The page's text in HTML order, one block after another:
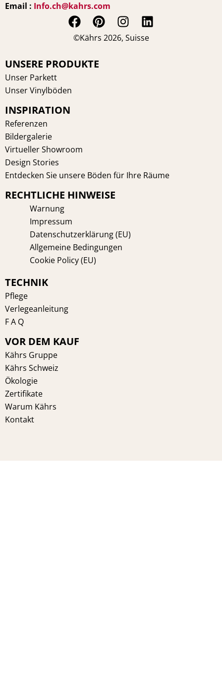
Email : Info.ch@kahrs.com
F
a
e
P
i
t
I
n
L
i
©Kährs 2026, Suisse
UNSERE PRODUKTE
Unser Parkett
Unser Vinylböden
INSPIRATION
Referenzen
Bildergalerie
Virtueller Showroom
Design Stories
Entdecken Sie unsere Böden für Ihre Räume
RECHTLICHE HINWEISE
Warnung
Impressum
Datenschutzerklärung (EU)
Allgemeine Bedingungen
Cookie Policy (EU)
TECHNIK
Pflege
Verlegeanleitung
F A Q
VOR DEM KAUF
Kährs Gruppe
Kährs Schweiz
Ökologie
Zertifikate
Warum Kährs
Kontakt